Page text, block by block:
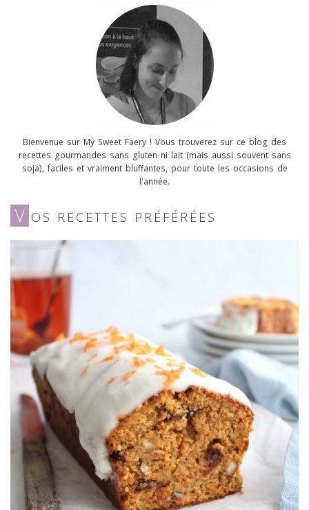
Bienvenue sur My Sweet Faery ! Vous trouverez sur ce blog des
recettes gourmandes sans gluten ni lait (mais aussi souvent sans
soja), faciles et vraiment bluffantes, pour toute les occasions de
l'année.
V OS RECETTES PRÉFÉRÉES